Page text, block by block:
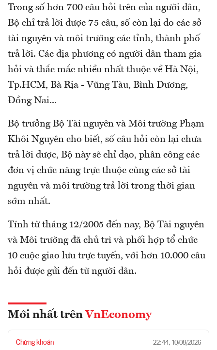
Trong số hơn 700 câu hỏi trên của người dân,
Bộ chỉ trả lời được 75 câu, số còn lại do các sở
tài nguyên và môi trường các tỉnh, thành phố
trả lời. Các địa phương có người dân tham gia
hỏi và thắc mắc nhiều nhất thuộc về Hà Nội,
Tp.HCM, Bà Rịa - Vũng Tàu, Bình Dương,
Đồng Nai...
Bộ trưởng Bộ Tài nguyên và Môi trường Phạm
Khôi Nguyên cho biết, số câu hỏi còn lại chưa
trả lời được, Bộ này sẽ chỉ đạo, phân công các
đơn vị chức năng trực thuộc cùng các sở tài
nguyên và môi trường trả lời trong thời gian
sớm nhất.
Tính từ tháng 12/2005 đến nay, Bộ Tài nguyên
và Môi trường đã chủ trì và phối hợp tổ chức
10 cuộc giao lưu trực tuyến, với hơn 10.000 câu
hỏi được gửi đến từ người dân.
Mới nhất trên VnEconomy
Chứng khoán 22:44, 10/08/2026